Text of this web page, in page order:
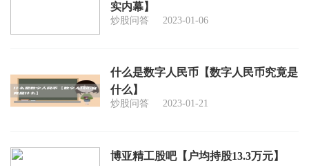
实内幕】
炒股问答 2023-01-06
什么是数字人民币【数字人民币究竟是
什么】
炒股问答 2023-01-21
博亚精工股吧【户均持股13.3万元】